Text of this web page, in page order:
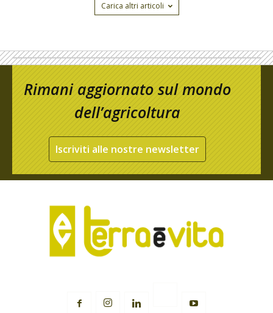
Carica altri articoli
Rimani aggiornato sul mondo
dell’agricoltura
Iscriviti alle nostre newsletter